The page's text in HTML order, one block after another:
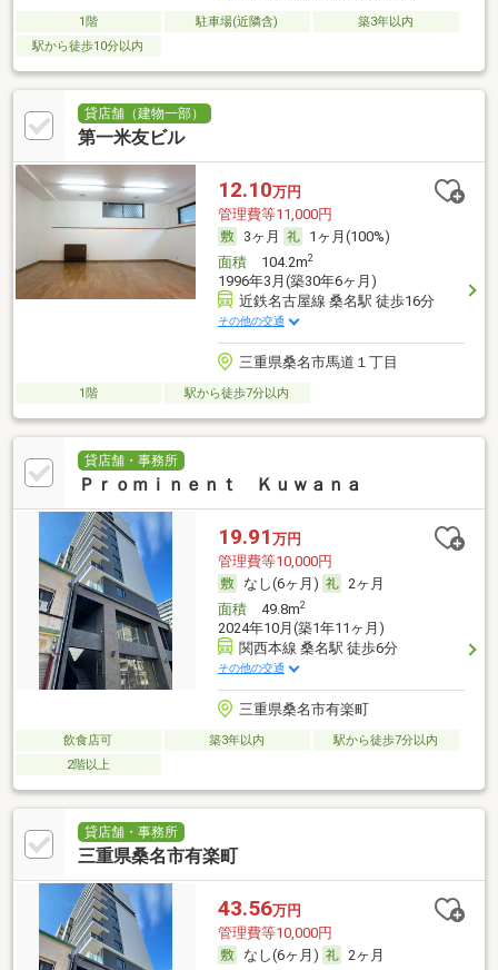
1階 駐車場(近隣含)
築3年以内
駅から徒歩10分以内
貸店舗（建物一部）
第一米友ビル
12.10万円
管理費等11,000円
3ヶ月
1ヶ月(100%)
面積104.2m2
1996年3月(築30年6ヶ月)
近鉄名古屋線 桑名駅 徒歩16分
その他の交通
三重県桑名市馬道１丁目
1階 駅から徒歩7分以内
貸店舗・事務所
Ｐｒｏｍｉｎｅｎｔ Ｋｕｗａｎａ
19.91 万円
管理費等10,000円
なし(6ヶ月)
2ヶ月
面積49.8m2
2024年10月(築1年11ヶ月)
関西本線 桑名駅 徒歩6分
その他の交通
三重県桑名市有楽町
飲食店可 築3年以内
駅から徒歩7分以内
2階以上
貸店舗・事務所
三重県桑名市有楽町
43.56万円
管理費等10,000円
なし(6ヶ月)
2ヶ月